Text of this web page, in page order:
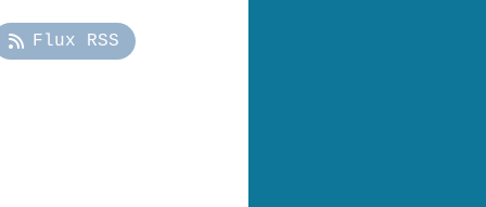
Flux RSS